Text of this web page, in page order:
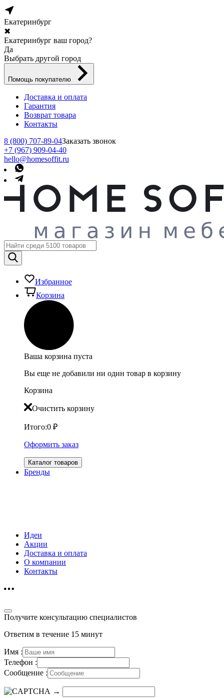
Екатеринбург
✖
Екатеринбург ваш город?
Да
Выбрать другой город
Помощь покупателю
Доставка и оплата
Гарантия
Возврат товара
Контакты
8 (800) 707-89-04Заказать звонок
+7 (967) 909-04-40
hello@homesoffit.ru
Избранное
Корзина
Ваша корзина пуста
Вы еще не добавили ни один товар в корзину
Корзина
Очистить корзину
Итого:0 ₽
Оформить заказ
Каталог товаров
Бренды
Идеи
Акции
Доставка и оплата
О компании
Контакты
Получите консультацию специалистов
Ответим в течение 15 минут
Имя :
Телефон :
Сообщение :
→